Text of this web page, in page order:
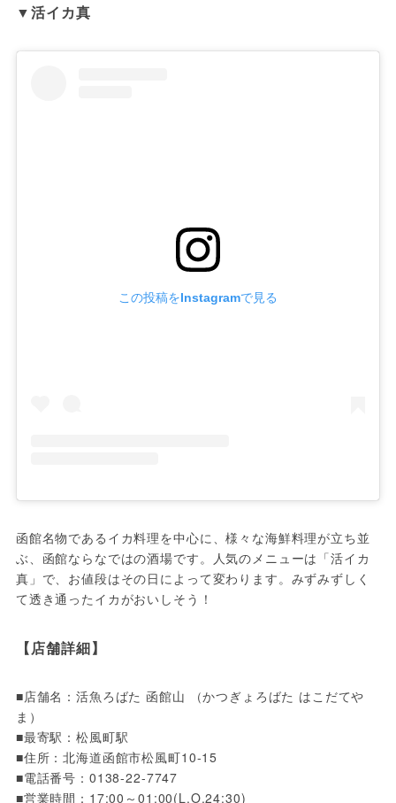
▼活イカ真
この投稿をInstagramで見る
函館名物であるイカ料理を中心に、様々な海鮮料理が立ち並
ぶ、函館ならなではの酒場です。人気のメニューは「活イカ
真」で、お値段はその日によって変わります。みずみずしく
て透き通ったイカがおいしそう！
【店舗詳細】
■店舗名：活魚ろばた 函館山 （かつぎょろばた はこだてや
ま）
■最寄駅：松風町駅
■住所：北海道函館市松風町10-15
■電話番号：0138-22-7747
■営業時間：17:00～01:00(L.O.24:30)